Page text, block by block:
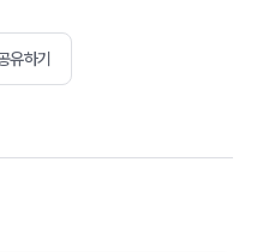
유하기